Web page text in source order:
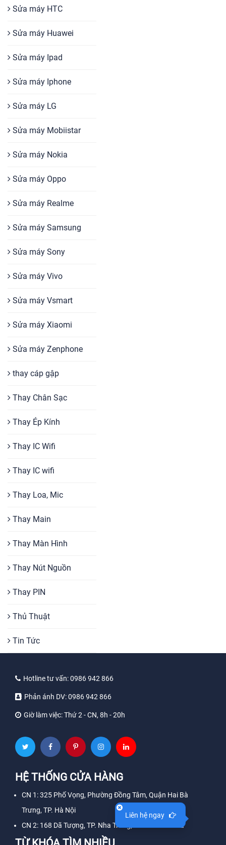
Sửa máy HTC
Sửa máy Huawei
Sửa máy Ipad
Sửa máy Iphone
Sửa máy LG
Sửa máy Mobiistar
Sửa máy Nokia
Sửa máy Oppo
Sửa máy Realme
Sửa máy Samsung
Sửa máy Sony
Sửa máy Vivo
Sửa máy Vsmart
Sửa máy Xiaomi
Sửa máy Zenphone
thay cáp gập
Thay Chân Sạc
Thay Ép Kính
Thay IC Wifi
Thay IC wifi
Thay Loa, Mic
Thay Main
Thay Màn Hình
Thay Nút Nguồn
Thay PIN
Thủ Thuật
Tin Tức
Hotline tư vấn:0986 942 866
Phản ánh DV:0986 942 866
Giờ làm việc:Thứ 2 - CN, 8h - 20h
HỆ THỐNG CỬA HÀNG
CN 1: 325 Phố Vọng, Phường Đồng Tâm, Quận Hai Bà
Trưng, TP. Hà Nội
CN 2: 168 Dã Tượng, TP. Nha Trang, Tỉnh Khánh Hòa
Liên hệ ngay